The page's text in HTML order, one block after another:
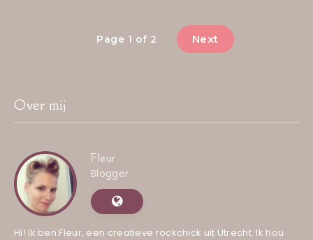
Page 1 of 2 Next
Over mij
Fleur
Blogger
Hi! Ik ben Fleur, een creatieve rockchick uit Utrecht. Ik hou